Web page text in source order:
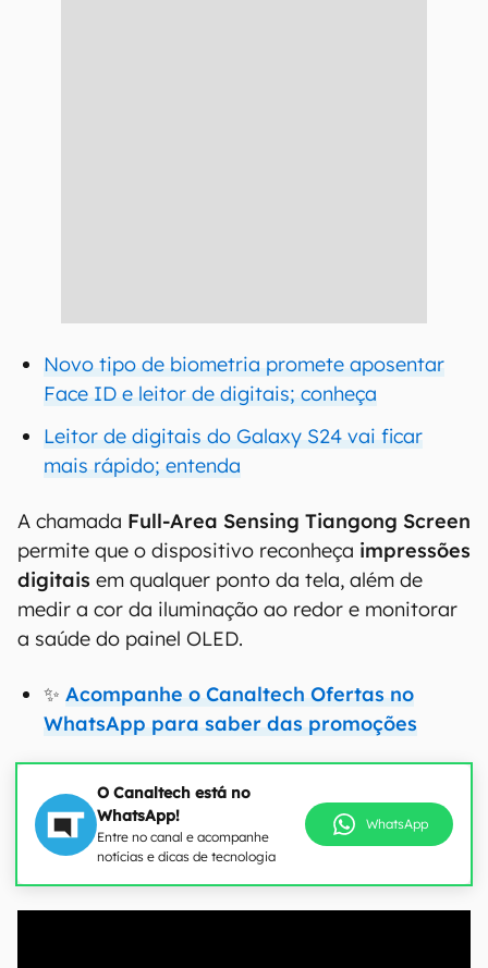
Novo tipo de biometria promete aposentar
Face ID e leitor de digitais; conheça
Leitor de digitais do Galaxy S24 vai ficar
mais rápido; entenda
A chamada Full-Area Sensing Tiangong Screen
permite que o dispositivo reconheça impressões
digitais em qualquer ponto da tela, além de
medir a cor da iluminação ao redor e monitorar
a saúde do painel OLED.
✨ Acompanhe o Canaltech Ofertas no
WhatsApp para saber das promoções
O Canaltech está no
WhatsApp!
Entre no canal e acompanhe
notícias e dicas de tecnologia
WhatsApp